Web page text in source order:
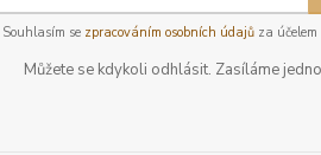
Souhlasím se zpracováním osobních údajůza účelem
Můžete se kdykoli odhlásit. Zasíláme